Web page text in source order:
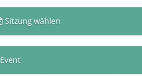
Sitzung wählen
Event